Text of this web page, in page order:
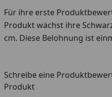
Für ihre erste
Produkt wächst ihre
cm. Diese Belohnung ist
Schreibe eine
Produkt